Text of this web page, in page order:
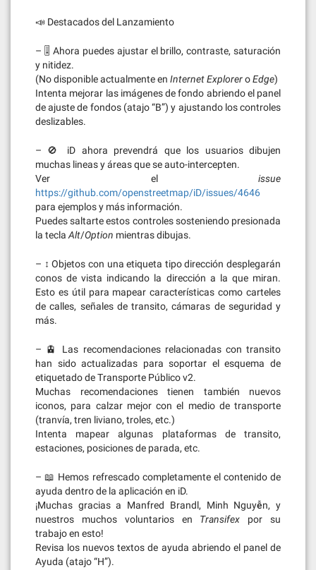
📣 Destacados del Lanzamiento
– 🎚 Ahora puedes ajustar el brillo, contraste, saturación
y nitidez.
(No disponible actualmente en Internet ExploreroEdge)
Intenta mejorar las imágenes de fondo abriendo el panel
de ajuste de fondos (atajo “B”) y ajustando los controles
deslizables.
– 🚫 iD ahora prevendrá que los usuarios dibujen
muchas lineas y áreas que se auto-intercepten.
Ver el issue
https://github.com/openstreetmap/iD/issues/4646
para ejemplos y más información.
Puedes saltarte estos controles sosteniendo presionada
la tecla Alt/Option mientras dibujas.
– ↕️ Objetos con una etiqueta tipo dirección desplegarán
conos de vista indicando la dirección a la que miran.
Esto es útil para mapear características como carteles
de calles, señales de transito, cámaras de seguridad y
más.
– 🚊 Las recomendaciones relacionadas con transito
han sido actualizadas para soportar el esquema de
etiquetado de Transporte Público v2.
Muchas recomendaciones tienen también nuevos
iconos, para calzar mejor con el medio de transporte
(tranvía, tren liviano, troles, etc.)
Intenta mapear algunas plataformas de transito,
estaciones, posiciones de parada, etc.
– 📖 Hemos refrescado completamente el contenido de
ayuda dentro de la aplicación en iD.
¡Muchas gracias a Manfred Brandl, Minh Nguyễn, y
nuestros muchos voluntarios en Transifex por su
trabajo en esto!
Revisa los nuevos textos de ayuda abriendo el panel de
Ayuda (atajo “H”).